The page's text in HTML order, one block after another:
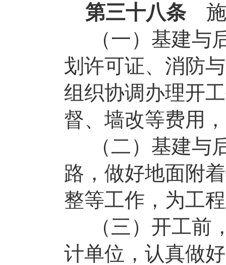
第三十八条
（一）基建与
划许可证、消防
组织协调办理开
督、墙改等费用
（二）基建与
路，做好地面附
整等工作，为工
（三）开工前
计单位，认真做